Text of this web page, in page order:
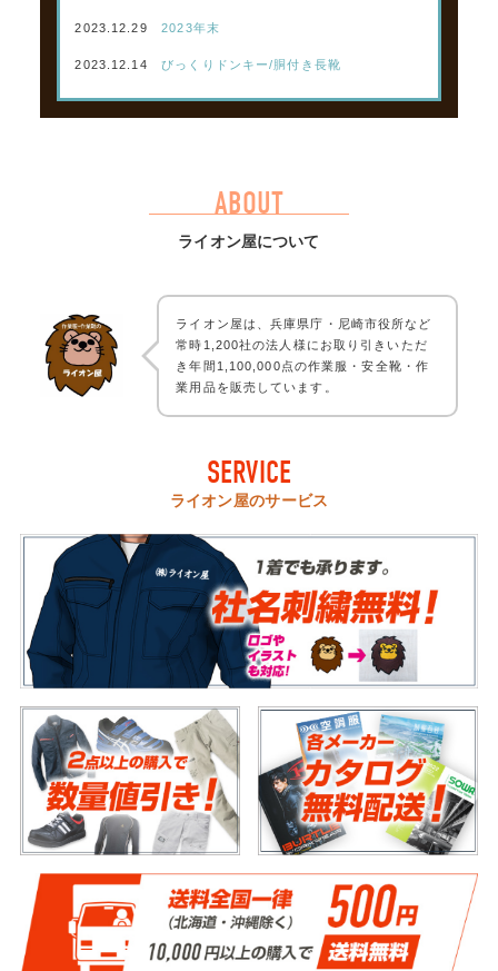
2023.12.29 2023年末
2023.12.14 びっくりドンキー/胴付き長靴
ABOUT
ライオン屋について
ライオン屋は、兵庫県庁・尼崎市役所など
常時1,200社の法人様にお取り引きいただ
き年間1,100,000点の作業服・安全靴・作
業用品を販売しています。
SERVICE
ライオン屋のサービス